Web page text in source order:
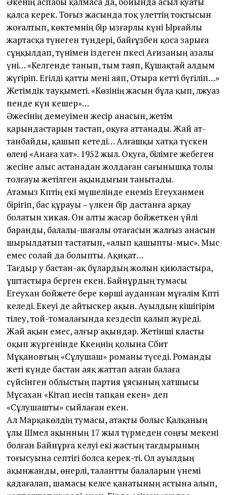
қалса керек. Тоғыз жасында тоқ әулет­тің тоқтысын
жоғалтып, көктемнің бір ызғарлы күні Ырғайлы
жартасқа түнеген түндері, байғұзбен қоса зарыға
сұңқылдап, түнімен іздеген әпкесі Ағизаның азалы
үні… «Келгенде танып, тым таяп, Құшақтай алдым
жүгіріп. Егілді қат­ты мені аяп, Отыра кет­ті бүгіліп…»
Жетімдік тауқыметі. «Көзінің жасын бұла қып, әлжуаз
пенде күн кешер»…
Әжесінің демеуімен жесір анасын, жетім
қарындастарын тастап, оқуға ат­танады. Жай ат­
танбайды, қашып кетеді… Алғашқы хатқа түскен
өлеңі «Анаға хат». 1952 жыл. Оқуға, білімге жебеген
әжесіне алыс астанадан жолдаған сағынышқа толы
толғауы жетілген ақындығын танытады.
Атамыз Кәптің екі мүшелінде енеміз Егеуханмен
бірігіп, бас құрауы – үлкен бір дастанға арқау
болатын хикая. Он алты жасар бойжеткен үйлі
баранды, балалы-шағалы отағасын жалғыз анасын
шырылдатып тастатып, «алып қашыпты-мыс». Мыс
емес солай да болыпты. Ақиқат…
Тағдыр әу бастан-ақ бұлардың жолын қиюластыра,
ұштастыра берген екен. Байнұрдың тумасы
Егеухан бойжете бере көрші ауданнан мұғалім Кәпті
әкеледі. Екеуі де айтыскер ақын. Ауылдың кішігірім
тілеу, той-томалағында кез­десіп қалып жүреді.
Жай ақын емес, алғыр ақындар. Жетінші класты
оқып жүргенінде Кәкеңнің қолына Сәбит
Мұқановтың «Сұлушаш» романы түседі. Романды
жеті күнде бастан аяқ жат­тап алған балаға
сүйсінген облыстың партия ұясының хатшысы
Мұсахан «Кітап иесін тапқан екен» деп
«Сұлушашты» сыйлаған екен.
Ал Марқакөлдің тумасы, атақты болыс Қалқаның
ұлы Шәмел ақынның 17 жыл түрмеден соңғы мекені
болған Байнұрға келуі екі жастың тағдырының
тоғысуына септігі болса керек-ті. Ол ауылдың
ақынжанды, өнерлі, талант­ты балаларын үнемі
қадағалап, шамасы келсе қанатының астына алып,